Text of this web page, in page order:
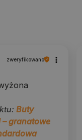
zweryfikowano
Buty
– granatowe